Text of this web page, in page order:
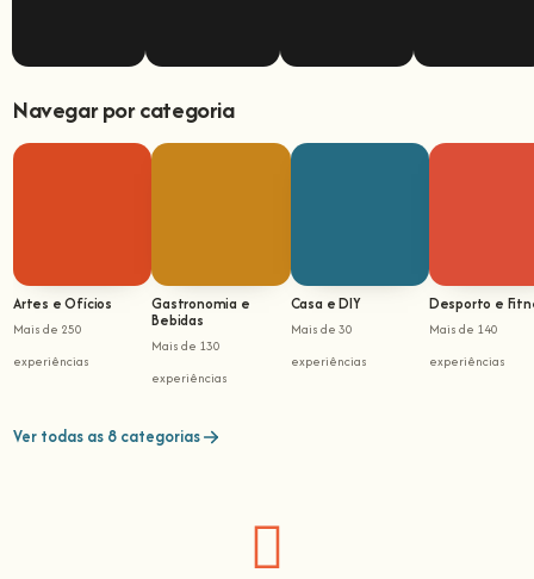
Navegar por categoria
Artes e Ofícios
Mais de 250
experiências
Gastronomia e
Bebidas
Mais de 130
experiências
Casa e DIY
Mais de 30
experiências
Desporto e
Mais de 140
experiências
Ver todas as 8 categorias